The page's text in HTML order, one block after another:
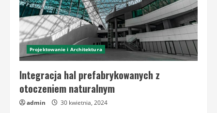
Projektowanie i Architektura
Integracja hal prefabrykowanych z
otoczeniem naturalnym
admin 30 kwietnia, 2024